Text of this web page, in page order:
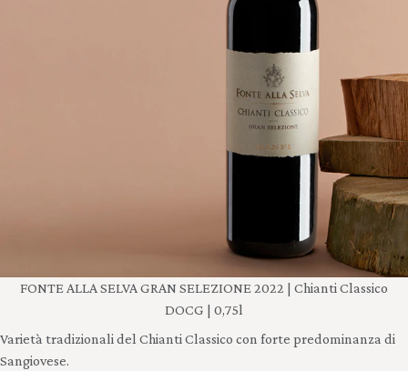
FONTE ALLA SELVA GRAN SELEZIONE 2022 | Chianti Classico
DOCG | 0,75l
Varietà tradizionali del Chianti Classico con forte predominanza di
Sangiovese.